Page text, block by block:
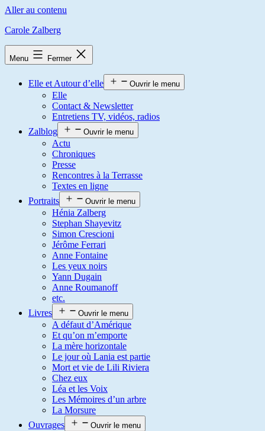
Aller au contenu
Carole Zalberg
Menu Fermer
Elle et Autour d’elle Ouvrir le menu
Elle
Contact & Newsletter
Entretiens TV, vidéos, radios
Zalblog
Ouvrir le menu
Actu
Chroniques
Presse
Rencontres à la Terrasse
Textes en ligne
Portraits
Ouvrir le menu
Hénia Zalberg
Stephan Shayevitz
Simon Crescioni
Jérôme Ferrari
Anne Fontaine
Les yeux noirs
Yann Dugain
Anne Roumanoff
etc.
Livres
Ouvrir le menu
A défaut d’Amérique
Et qu’on m’emporte
La mère horizontale
Le jour où Lania est partie
Mort et vie de Lili Riviera
Chez eux
Léa et les Voix
Les Mémoires d’un arbre
La Morsure
Ouvrages
Ouvrir le menu